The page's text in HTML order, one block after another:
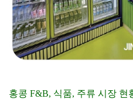
홍콩 F&B, 식품, 주류 시장 현